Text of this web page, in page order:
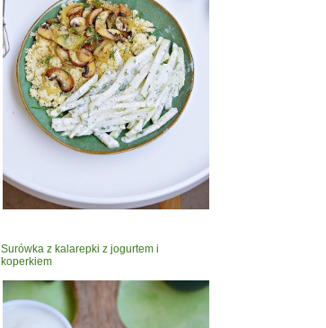
Surówka z kalarepki z jogurtem i
koperkiem